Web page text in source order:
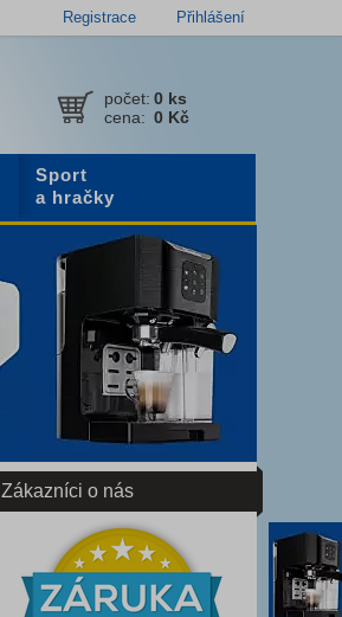
Registrace Přihlášení
počet: 0 ks
cena: 0 Kč
Sport
a hračky
Zákazníci o nás